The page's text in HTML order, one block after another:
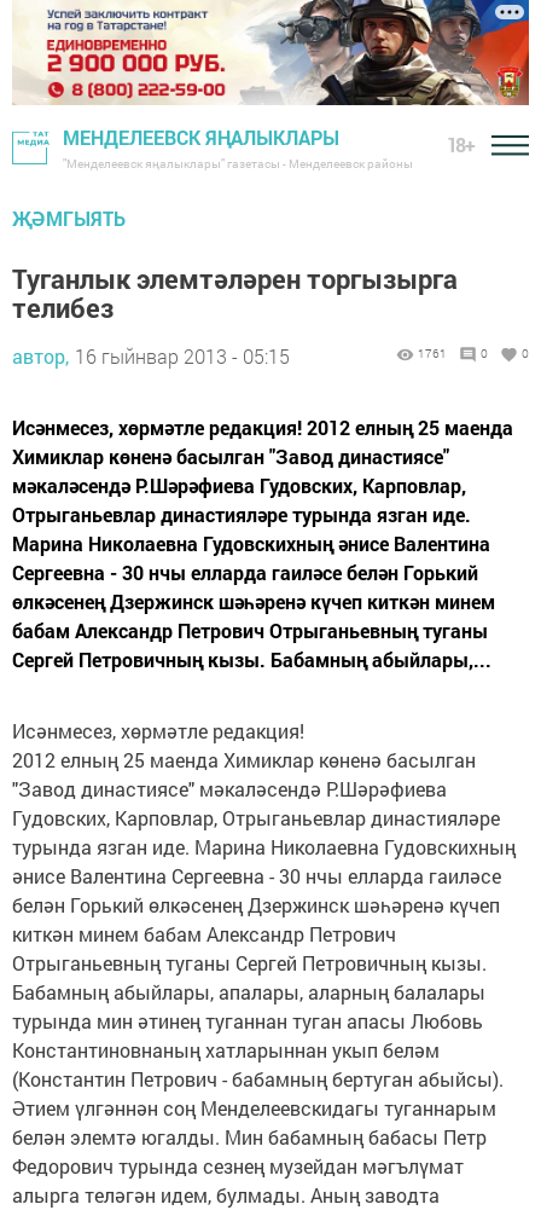
МЕНДЕЛЕЕВСК ЯҢАЛЫКЛАРЫ
"Менделеевск яңалыклары" газетасы - Менделеевск районы
18+
ҖӘМГЫЯТЬ
Туганлык элемтәләрен торгызырга
телибез
автор, 16 гыйнвар 2013 - 05:15 1761 0 0
Исәнмесез, хөрмәтле редакция! 2012 елның 25 маенда
Химиклар көненә басылган "Завод династиясе"
мәкаләсендә Р.Шәрәфиева Гудовских, Карповлар,
Отрыганьевлар династияләре турында язган иде.
Марина Николаевна Гудовскихның әнисе Валентина
Сергеевна - 30 нчы елларда гаиләсе белән Горький
өлкәсенең Дзержинск шәһәренә күчеп киткән минем
бабам Александр Петрович Отрыганьевның туганы
Сергей Петровичның кызы. Бабамның абыйлары,...
Исәнмесез, хөрмәтле редакция!
2012 елның 25 маенда Химиклар көненә басылган
"Завод династиясе" мәкаләсендә Р.Шәрәфиева
Гудовских, Карповлар, Отрыганьевлар династияләре
турында язган иде. Марина Николаевна Гудовскихның
әнисе Валентина Сергеевна - 30 нчы елларда гаиләсе
белән Горький өлкәсенең Дзержинск шәһәренә күчеп
киткән минем бабам Александр Петрович
Отрыганьевның туганы Сергей Петровичның кызы.
Бабамның абыйлары, апалары, аларның балалары
турында мин әтинең туганнан туган апасы Любовь
Константиновнаның хатларыннан укып беләм
(Константин Петрович - бабамның бертуган абыйсы).
Әтием үлгәннән соң Менделеевскидагы туганнарым
белән элемтә югалды. Мин бабамның бабасы Петр
Федорович турында сезнең музейдан мәгълүмат
алырга теләгән идем, булмады. Аның заводта